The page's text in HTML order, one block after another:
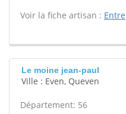
Voir la fiche artisan :
Le moine jean-paul
Ville : Even, Queven
Département: 56